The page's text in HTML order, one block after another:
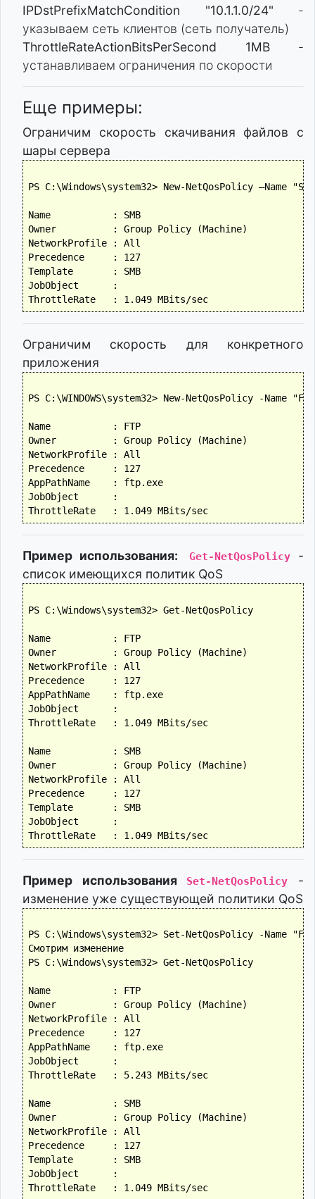
IPDstPrefixMatchCondition "10.1.1.0/24" -
указываем сеть клиентов (сеть получатель)
ThrottleRateActionBitsPerSecond 1MB-
устанавливаем ограничения по скорости
Еще примеры:
Ограничим скорость скачивания файлов с
шары сервера
PS C:\Windows\system32> New-NetQosPolicy –Name
Name           : SMB
Owner          : Group Policy (Machine)
NetworkProfile : All
Precedence     : 127
Template       : SMB
JobObject      :
ThrottleRate   : 1.049 MBits/sec
Ограничим скорость для конкретного
приложения
PS C:\WINDOWS\system32> New-NetQosPolicy -
Name           : FTP
Owner          : Group Policy (Machine)
NetworkProfile : All
Precedence     : 127
AppPathName    : ftp.exe
JobObject      :
ThrottleRate   : 1.049 MBits/sec
Пример использования: Get-NetQosPolicy-
список имеющихся политик QoS
PS C:\Windows\system32> Get-NetQosPolicy
Name           : FTP
Owner          : Group Policy (Machine)
NetworkProfile : All
Precedence     : 127
AppPathName    : ftp.exe
JobObject      :
ThrottleRate   : 1.049 MBits/sec
Name           : SMB
Owner          : Group Policy (Machine)
NetworkProfile : All
Precedence     : 127
Template       : SMB
JobObject      :
ThrottleRate   : 1.049 MBits/sec
Пример использования Set-NetQosPolicy
-
изменение уже существующей политики QoS
PS C:\Windows\system32> Set-NetQosPolicy -Name
Смотрим изменение
PS C:\Windows\system32> Get-NetQosPolicy
Name           : FTP
Owner          : Group Policy (Machine)
NetworkProfile : All
Precedence     : 127
AppPathName    : ftp.exe
JobObject      :
ThrottleRate   : 5.243 MBits/sec
Name           : SMB
Owner          : Group Policy (Machine)
NetworkProfile : All
Precedence     : 127
Template       : SMB
JobObject      :
ThrottleRate   : 1.049 MBits/sec